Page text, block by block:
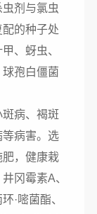
剂与氯虫
的种子处
、蚜虫、
孢白僵菌
病、褐斑
病害。选
，健康栽
井冈霉素A、
·嘧菌酯、